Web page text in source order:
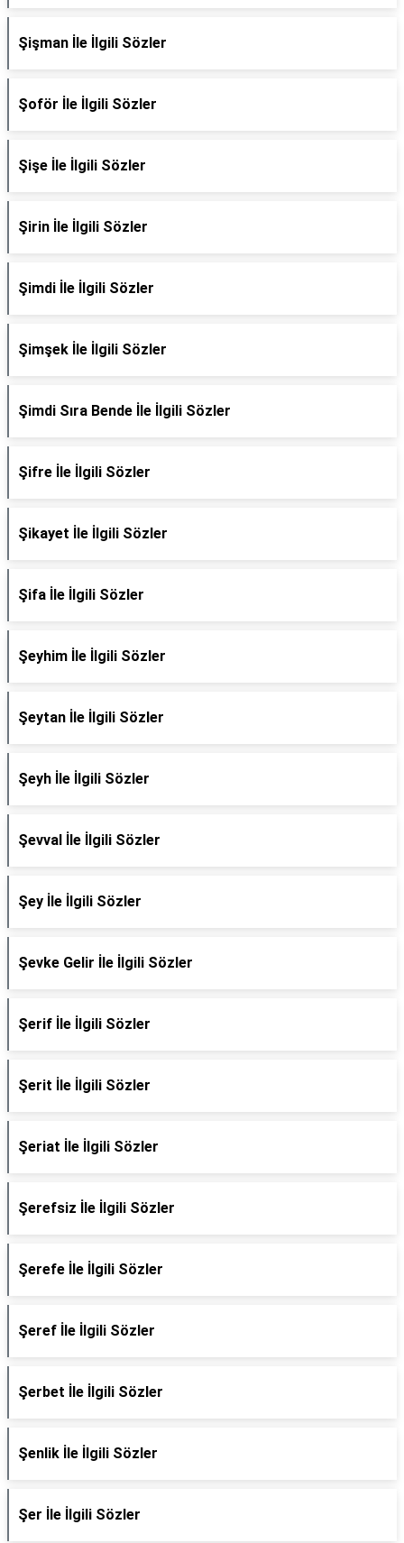
Şişman İle İlgili Sözler
Şoför İle İlgili Sözler
Şişe İle İlgili Sözler
Şirin İle İlgili Sözler
Şimdi İle İlgili Sözler
Şimşek İle İlgili Sözler
Şimdi Sıra Bende İle İlgili Sözler
Şifre İle İlgili Sözler
Şikayet İle İlgili Sözler
Şifa İle İlgili Sözler
Şeyhim İle İlgili Sözler
Şeytan İle İlgili Sözler
Şeyh İle İlgili Sözler
Şevval İle İlgili Sözler
Şey İle İlgili Sözler
Şevke Gelir İle İlgili Sözler
Şerif İle İlgili Sözler
Şerit İle İlgili Sözler
Şeriat İle İlgili Sözler
Şerefsiz İle İlgili Sözler
Şerefe İle İlgili Sözler
Şeref İle İlgili Sözler
Şerbet İle İlgili Sözler
Şenlik İle İlgili Sözler
Şer İle İlgili Sözler